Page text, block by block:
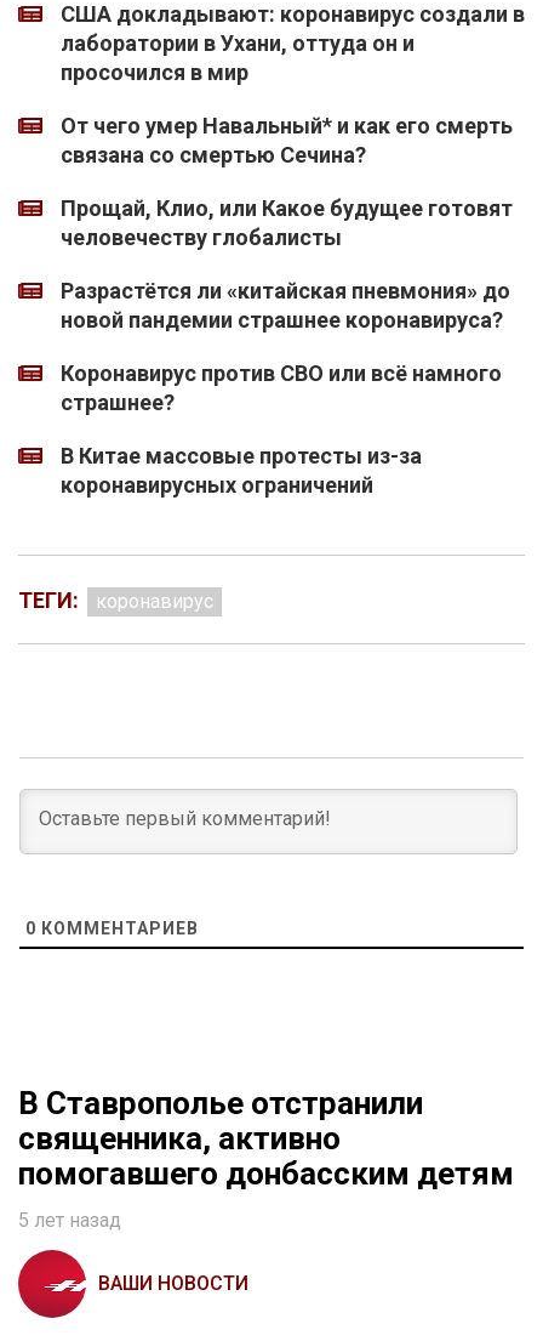
США докладывают: коронавирус создали в
лаборатории в Ухани, оттуда он и
просочился в мир
От чего умер Навальный* и как его смерть
связана со смертью Сечина?
Прощай, Клио, или Какое будущее готовят
человечеству глобалисты
Разрастётся ли «китайская пневмония» до
новой пандемии страшнее коронавируса?
Коронавирус против СВО или всё намного
страшнее?
В Китае массовые протесты из-за
коронавирусных ограничений
ТЕГИ: коронавирус
0 КОММЕНТАРИЕВ
В Ставрополье отстранили
священника, активно
помогавшего донбасским детям
5 лет назад
ВАШИ НОВОСТИ